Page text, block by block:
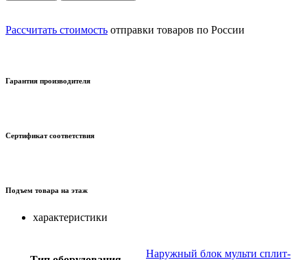
Рассчитать стоимость отправки товаров по России
Гарантия производителя
Сертификат соответствия
Подъем товара на этаж
характеристики
Наружный блок мульти сплит-